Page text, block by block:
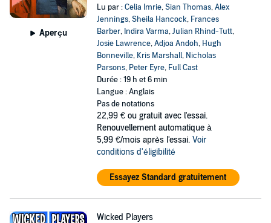
Aperçu
Lu par :Celia Imrie,Sian Thomas,Alex
Jennings,Sheila Hancock, Frances
Barber, Indira Varma,Julian Rhind-Tutt,
Josie Lawrence,Adjoa Andoh, Hugh
Bonneville, Kris Marshall, Nicholas
Parsons, Peter Eyre, Full Cast
Durée : 19 h et 6 min
Langue : Anglais
Pas de notations
22,99 € ou gratuit avec l'essai.
Renouvellement automatique à
5,99 €/mois après l'essai. Voir
conditions d'éligibilité
Essayez Standard gratuitement
Wicked Players